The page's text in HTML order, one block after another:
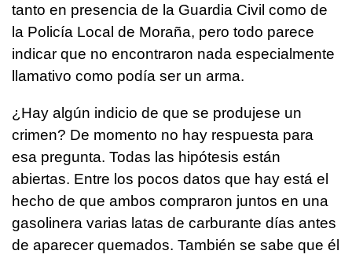
tanto en presencia de la Guardia Civil como de
la Policía Local de Moraña, pero todo parece
indicar que no encontraron nada especialmente
llamativo como podía ser un arma.
¿Hay algún indicio de que se produjese un
crimen? De momento no hay respuesta para
esa pregunta. Todas las hipótesis están
abiertas. Entre los pocos datos que hay está el
hecho de que ambos compraron juntos en una
gasolinera varias latas de carburante días antes
de aparecer quemados. También se sabe que él